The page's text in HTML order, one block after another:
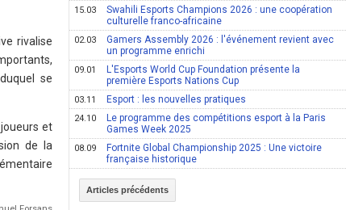
rivalise
se
et
de la
15.03
Swahili Esports Champions 2026 : une coopération
culturelle franco-africaine
02.03
Gamers Assembly 2026 : l'événement revient avec
un programme enrichi
09.01
L'Esports World Cup Foundation présente la
première Esports Nations Cup
03.11 Esport : les nouvelles pratiques
24.10
Le programme des compétitions esport à la Paris
Games Week 2025
08.09
Fortnite Global Championship 2025 : Une victoire
française historique
Articles précédents